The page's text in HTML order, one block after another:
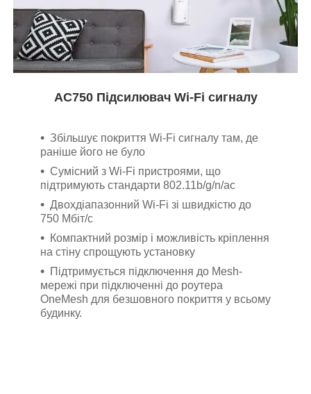
AC750 Підсилювач Wi-Fi сигналу
Збільшує покриття Wi-Fi сигналу там, де
раніше його не було
Сумісний з Wi-Fi пристроями, що
підтримують стандарти 802.11b/g/n/ac
Двохдіапазонний Wi-Fi зі швидкістю до
750 Мбіт/с
Компактний розмір і можливість кріплення
на стіну спрощують установку
Підтримується підключення до Mesh-
мережі при підключенні до роутера
OneMesh для безшовного покриття у всьому
будинку.